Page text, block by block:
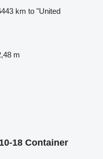
km to "United
m
18 Container